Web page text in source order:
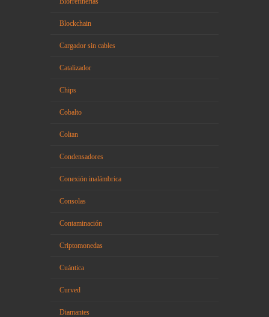
Blockchain
Cargador sin cables
Catalizador
Chips
Cobalto
Coltan
Condensadores
Conexión inalámbrica
Consolas
Contaminación
Criptomonedas
Cuántica
Curved
Diamantes